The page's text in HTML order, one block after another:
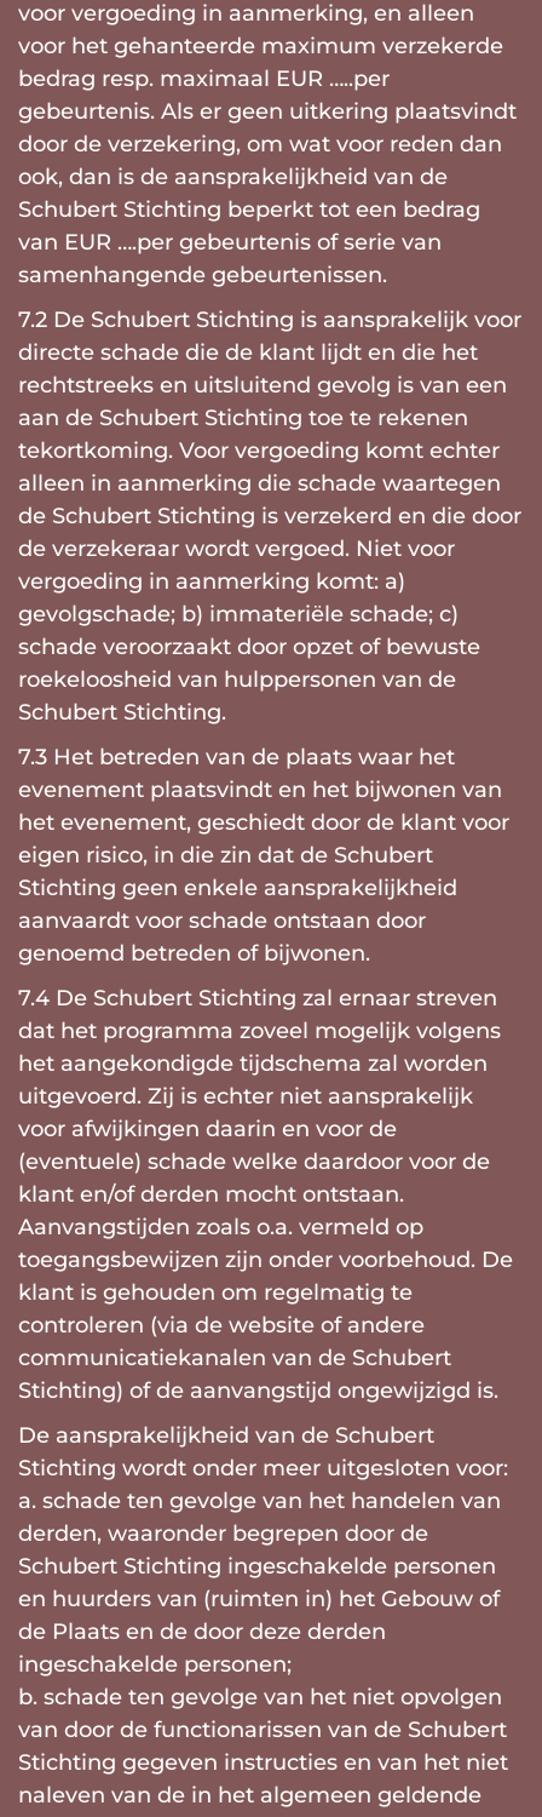
voor vergoeding in aanmerking, en alleen
voor het gehanteerde maximum verzekerde
bedrag resp. maximaal EUR …..per
gebeurtenis. Als er geen uitkering plaatsvindt
door de verzekering, om wat voor reden dan
ook, dan is de aansprakelijkheid van de
Schubert Stichting beperkt tot een bedrag
van EUR ….per gebeurtenis of serie van
samenhangende gebeurtenissen.
7.2 De Schubert Stichting is aansprakelijk voor
directe schade die de klant lijdt en die het
rechtstreeks en uitsluitend gevolg is van een
aan de Schubert Stichting toe te rekenen
tekortkoming. Voor vergoeding komt echter
alleen in aanmerking die schade waartegen
de Schubert Stichting is verzekerd en die door
de verzekeraar wordt vergoed. Niet voor
vergoeding in aanmerking komt: a)
gevolgschade; b) immateriële schade; c)
schade veroorzaakt door opzet of bewuste
roekeloosheid van hulppersonen van de
Schubert Stichting.
7.3 Het betreden van de plaats waar het
evenement plaatsvindt en het bijwonen van
het evenement, geschiedt door de klant voor
eigen risico, in die zin dat de Schubert
Stichting geen enkele aansprakelijkheid
aanvaardt voor schade ontstaan door
genoemd betreden of bijwonen.
7.4 De Schubert Stichting zal ernaar streven
dat het programma zoveel mogelijk volgens
het aangekondigde tijdschema zal worden
uitgevoerd. Zij is echter niet aansprakelijk
voor afwijkingen daarin en voor de
(eventuele) schade welke daardoor voor de
klant en/of derden mocht ontstaan.
Aanvangstijden zoals o.a. vermeld op
toegangsbewijzen zijn onder voorbehoud. De
klant is gehouden om regelmatig te
controleren (via de website of andere
communicatiekanalen van de Schubert
Stichting) of de aanvangstijd ongewijzigd is.
De aansprakelijkheid van de Schubert
Stichting wordt onder meer uitgesloten voor:
a. schade ten gevolge van het handelen van
derden, waaronder begrepen door de
Schubert Stichting ingeschakelde personen
en huurders van (ruimten in) het Gebouw of
de Plaats en de door deze derden
ingeschakelde personen;
b. schade ten gevolge van het niet opvolgen
van door de functionarissen van de Schubert
Stichting gegeven instructies en van het niet
naleven van de in het algemeen geldende